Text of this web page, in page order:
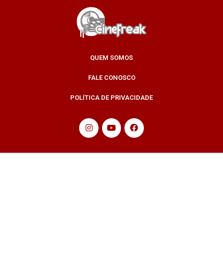
QUEM SOMOS
FALE CONOSCO
POLÍTICA DE PRIVACIDADE